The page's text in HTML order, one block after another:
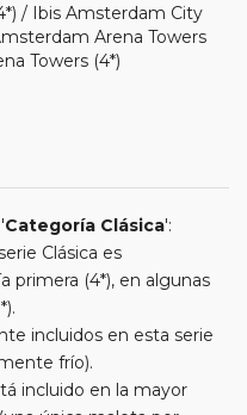
/ Ibis Amsterdam City
Arena Towers
Towers (4*)
Categoría Clásica':
Clásica es
primera (4*), en algunas
incluidos en esta serie
frío).
incluido en la mayor